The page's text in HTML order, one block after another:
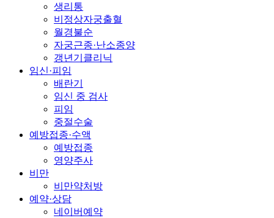
생리통
비정상자궁출혈
월경불순
자궁근종·난소종양
갱년기클리닉
임신·피임
배란기
임신 중 검사
피임
중절수술
예방접종·수액
예방접종
영양주사
비만
비만약처방
예약·상담
네이버예약